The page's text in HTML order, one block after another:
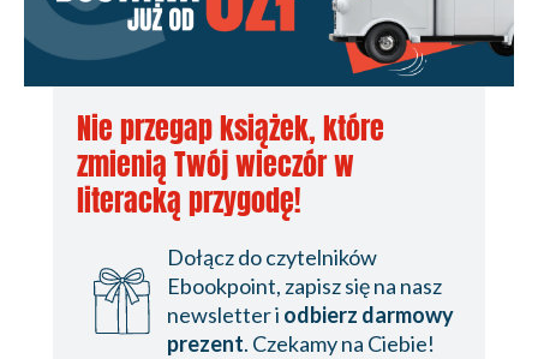
Nie przegap książek, które
zmienią Twój wieczór w
literacką przygodę!
Dołącz do czytelników
Ebookpoint, zapisz się na nasz
newsletter i odbierz darmowy
prezent. Czekamy na Ciebie!